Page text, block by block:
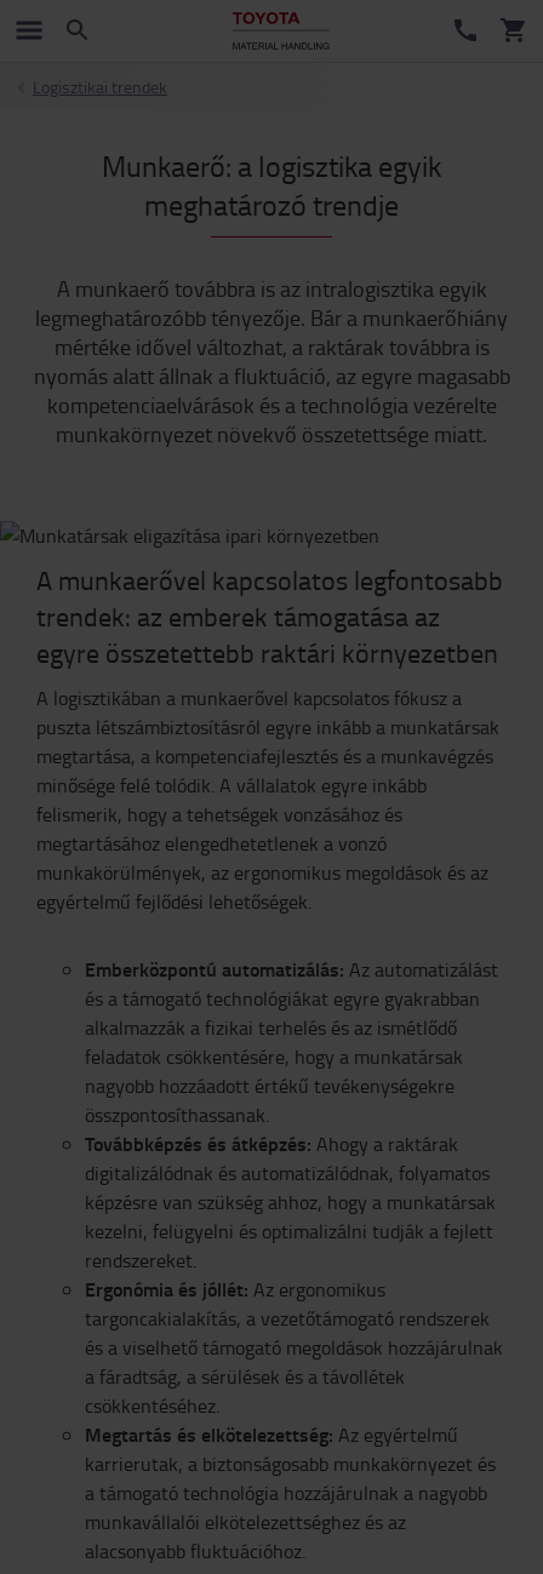
Logisztikai trendek
Munkaerő: a logisztika egyik
meghatározó trendje
A munkaerő továbbra is az intralogisztika egyik
legmeghatározóbb tényezője. Bár a munkaerőhiány
mértéke idővel változhat, a raktárak továbbra is
nyomás alatt állnak a fluktuáció, az egyre magasabb
kompetenciaelvárások és a technológia vezérelte
munkakörnyezet növekvő összetettsége miatt.
A munkaerővel kapcsolatos legfontosabb
trendek: az emberek támogatása az
egyre összetettebb raktári környezetben
A logisztikában a munkaerővel kapcsolatos fókusz a
puszta létszámbiztosításról egyre inkább a munkatársak
megtartása, a kompetenciafejlesztés és a munkavégzés
minősége felé tolódik. A vállalatok egyre inkább
felismerik, hogy a tehetségek vonzásához és
megtartásához elengedhetetlenek a vonzó
munkakörülmények, az ergonomikus megoldások és az
egyértelmű fejlődési lehetőségek.
Emberközpontú automatizálás: Az automatizálást
és a támogató technológiákat egyre gyakrabban
alkalmazzák a fizikai terhelés és az ismétlődő
feladatok csökkentésére, hogy a munkatársak
nagyobb hozzáadott értékű tevékenységekre
összpontosíthassanak.
Továbbképzés és átképzés: Ahogy a raktárak
digitalizálódnak és automatizálódnak, folyamatos
képzésre van szükség ahhoz, hogy a munkatársak
kezelni, felügyelni és optimalizálni tudják a fejlett
rendszereket.
Ergonómia és jóllét: Az ergonomikus
targoncakialakítás, a vezetőtámogató rendszerek
és a viselhető támogató megoldások hozzájárulnak
a fáradtság, a sérülések és a távollétek
csökkentéséhez.
Megtartás és elkötelezettség: Az egyértelmű
karrierutak, a biztonságosabb munkakörnyezet és
a támogató technológia hozzájárulnak a nagyobb
munkavállalói elkötelezettséghez és az
alacsonyabb fluktuációhoz.